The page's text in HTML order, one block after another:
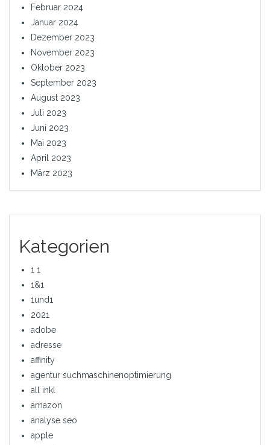
Februar 2024
Januar 2024
Dezember 2023
November 2023
Oktober 2023
September 2023
August 2023
Juli 2023
Juni 2023
Mai 2023
April 2023
März 2023
Kategorien
1 1
1&1
1und1
2021
adobe
adresse
affinity
agentur suchmaschinenoptimierung
all inkl
amazon
analyse seo
apple